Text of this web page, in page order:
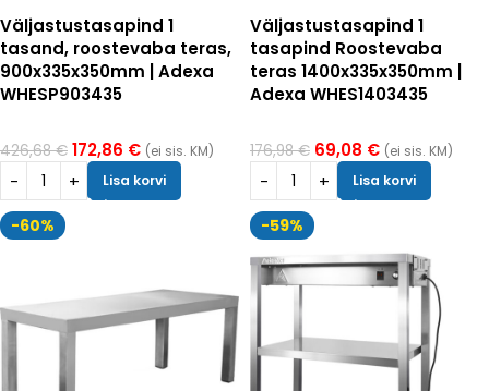
Väljastustasapind 1
tasand, roostevaba teras,
900x335x350mm | Adexa
WHESP903435
426,68€ 172,86 € (ei sis. KM)
Lisa korvi
Väljastustasapind 1
tasapind Roostevaba
teras 1400x335x350mm |
Adexa WHES1403435
176,98€ 69,08 € (ei sis. KM)
Lisa korvi
-60% -59%